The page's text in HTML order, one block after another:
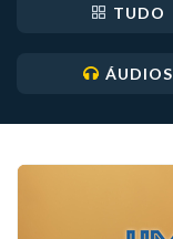
TUDO
ÁUDIOS